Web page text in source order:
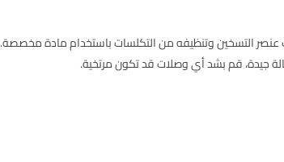
التسخين وتنظيفه من التكلسات باستخدام مادة مخصصة.
جيدة، قم بشد أي وصلات قد تكون مرتخية.